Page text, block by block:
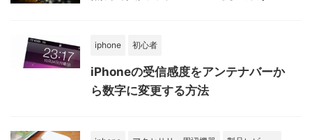
iphone 初心者
iPhoneの受信感度をアンテナバーか
ら数字に変更する方法